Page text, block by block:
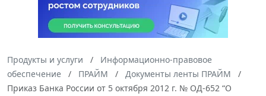
Продукты и услуги
Информационно-правовое
обеспечение
ПРАЙМ
Документы ленты ПРАЙМ
Приказ Банка России от 5 октября 2012 г. № ОД-652 “О